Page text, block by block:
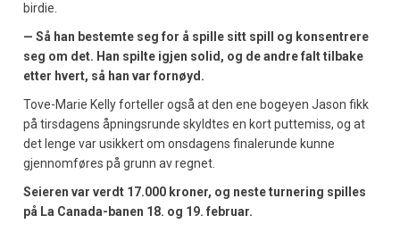
birdie.
— Så han bestemte seg for å spille sitt spill og konsentrere
seg om det. Han spilte igjen solid, og de andre falt tilbake
etter hvert, så han var fornøyd.
Tove-Marie Kelly forteller også at den ene bogeyen Jason fikk
på tirsdagens åpningsrunde skyldtes en kort puttemiss, og at
det lenge var usikkert om onsdagens finalerunde kunne
gjennomføres på grunn av regnet.
Seieren var verdt 17.000 kroner, og neste turnering spilles
på La Canada-banen 18. og 19. februar.